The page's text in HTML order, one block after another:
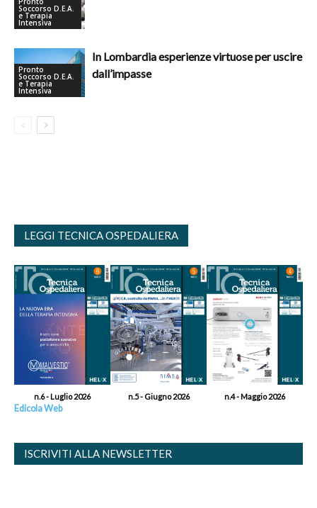
Soccorso D.E.A.
e Terapia
Intensiva
Pronto
Soccorso D.E.A.
e Terapia
Intensiva
In Lombardia esperienze virtuose per uscire
dall’impasse
LEGGI TECNICA OSPEDALIERA
n.6 - Luglio 2026 n.5 - Giugno 2026 n.4 - Maggio 2026
Edicola Web
ISCRIVITI ALLA NEWSLETTER